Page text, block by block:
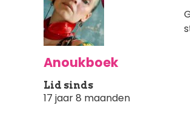
Anoukboek
Lid sinds
17 jaar 8 maanden